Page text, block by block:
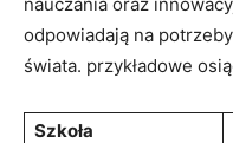
odpowiadają na
świata. przykładowe
Szkoła